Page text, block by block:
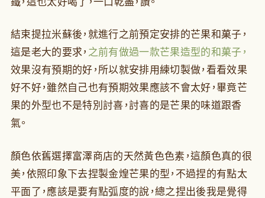
結束提拉米蘇後，就進行之前預定安排的芒果和菓子，
這是老大的要求， 之前有做過一款芒果造型的和菓子，
效果沒有預期的好，所以就安排用練切製做，看看效果
好不好，雖然自己也有預期效果應該不會太好，畢竟芒
果的外型也不是特別討喜，討喜的是芒果的味道跟香
氣。
顏色依舊選擇富澤商店的天然黃色色素，這顏色真的很
美，依照印象下去捏製金煌芒果的型，不過捏的有點太
平面了，應該是要有點弧度的說，總之捏出後我是覺得